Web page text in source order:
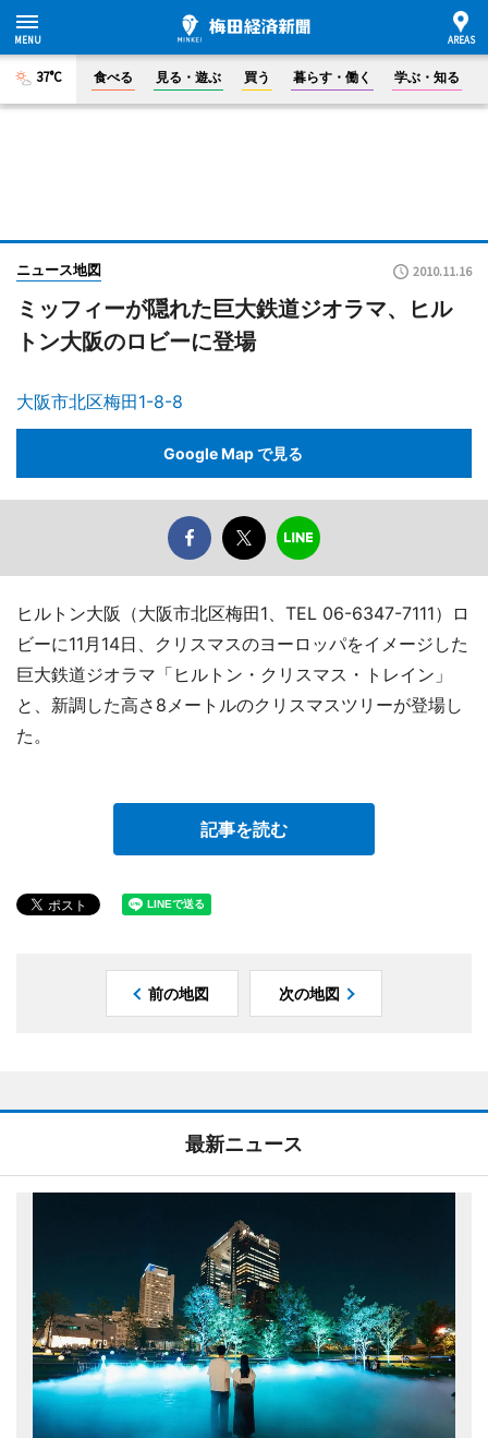
37°C 食べる 見る・遊ぶ 買う 暮らす・働く 学ぶ・知る
ニュース地図 2010.11.16
ミッフィーが隠れた巨大鉄道ジオラマ、ヒル
トン大阪のロビーに登場
大阪市北区梅田1-8-8
Google Map で見る
ヒルトン大阪（大阪市北区梅田1、TEL 06-6347-7111）ロ
ビーに11月14日、クリスマスのヨーロッパをイメージした
巨大鉄道ジオラマ「ヒルトン・クリスマス・トレイン」
と、新調した高さ8メートルのクリスマスツリーが登場し
た。
記事を読む
前の地図 次の地図
最新ニュース